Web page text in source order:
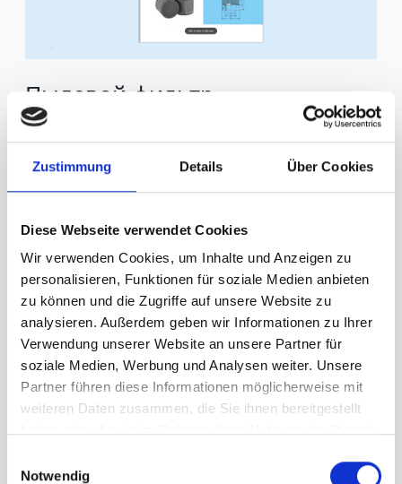
Zustimmung Details Über Cookies
Diese Webseite verwendet Cookies
Wir verwenden Cookies, um Inhalte und Anzeigen zu
personalisieren, Funktionen für soziale Medien anbieten
zu können und die Zugriffe auf unsere Website zu
analysieren. Außerdem geben wir Informationen zu Ihrer
Verwendung unserer Website an unsere Partner für
soziale Medien, Werbung und Analysen weiter. Unsere
Partner führen diese Informationen möglicherweise mit
weiteren Daten zusammen, die Sie ihnen bereitgestellt
Notwendig
Пылевой фильтр
Пылевые фильтры
могут использоваться в
сочетании с паровым затвором или без него. В
сочетании с паровым затвором они
предотвращают возможное попадание пыли в
парозапирающего устройства (как отдельный
фильтр) они используются для защиты
неагрессивных сред от попадания пыли из
окружающего воздуха.
Эффективность пылевых фильтров для частиц
размером > 3 мкм составляет 99,9 %, > 2 мкм -
99,6 % и > 1 мкм - 98,5 %. Пылевые фильтры
выпускаются для расхода воздуха до 12,5 м3/мин
(= 750 м3/ч) и характеризуются низкой потерей
давления.